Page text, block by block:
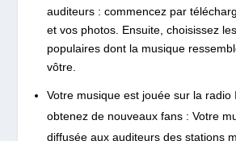
auditeurs : commencez par
et vos photos. Ensuite, choisissez
populaires dont la musique
vôtre.
Votre musique est jouée sur la radio
obtenez de nouveaux fans : Votre
diffusée aux auditeurs des stations